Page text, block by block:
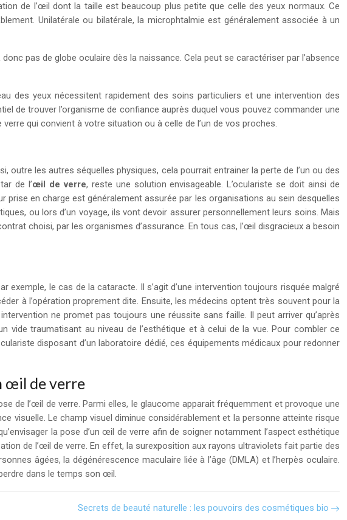
de l’œil dont la taille est beaucoup plus petite que celle des yeux normaux. Ce
Unilatérale ou bilatérale, la microphtalmie est généralement associée à un
pas de globe oculaire dès la naissance. Cela peut se caractériser par l’absence
des yeux nécessitent rapidement des soins particuliers et une intervention des
de trouver l’organisme de confiance auprès duquel vous pouvez commander une
qui convient à votre situation ou à celle de l’un de vos proches.
outre les autres séquelles physiques, cela pourrait entrainer la perte de l’un ou des
de l’œil de verre, reste une solution envisageable. L’oculariste se doit ainsi de
en charge est généralement assurée par les organisations au sein desquelles
ou lors d’un voyage, ils vont devoir assurer personnellement leurs soins. Mais
choisi, par les organismes d’assurance. En tous cas, l’œil disgracieux a besoin
le cas de la cataracte. Il s’agit d’une intervention toujours risquée malgré
à l’opération proprement dite. Ensuite, les médecins optent très souvent pour la
ne promet pas toujours une réussite sans faille. Il peut arriver qu’après
vide traumatisant au niveau de l’esthétique et à celui de la vue. Pour combler ce
disposant d’un laboratoire dédié, ces équipements médicaux pour redonner
œil de verre
de l’œil de verre. Parmi elles, le glaucome apparait fréquemment et provoque une
visuelle. Le champ visuel diminue considérablement et la personne atteinte risque
la pose d’un œil de verre afin de soigner notamment l’aspect esthétique
de l’œil de verre. En effet, la surexposition aux rayons ultraviolets fait partie des
âgées, la dégénérescence maculaire liée à l’âge (DMLA) et l’herpès oculaire.
dans le temps son œil.
Secrets de beauté naturelle : les pouvoirs des cosmétiques bio